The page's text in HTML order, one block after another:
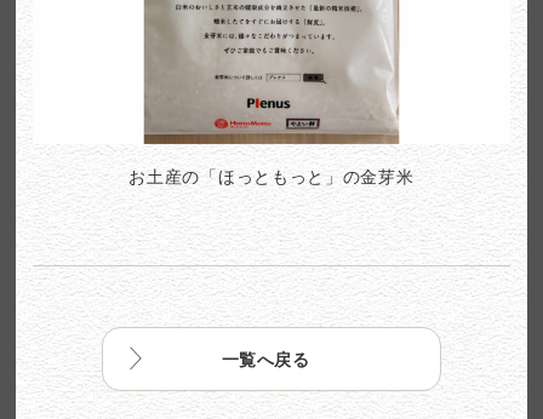
お土産の「ほっともっと」の金芽米
一覧へ戻る